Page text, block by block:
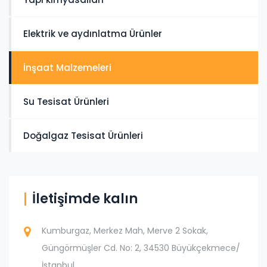
Elektrik ve aydınlatma Ürünler
İnşaat Malzemeleri
Su Tesisat Ürünleri
Doğalgaz Tesisat Ürünleri
İletişimde kalın
Kumburgaz, Merkez Mah, Merve 2 Sokak,
Güngörmüşler Cd. No: 2, 34530 Büyükçekmece/